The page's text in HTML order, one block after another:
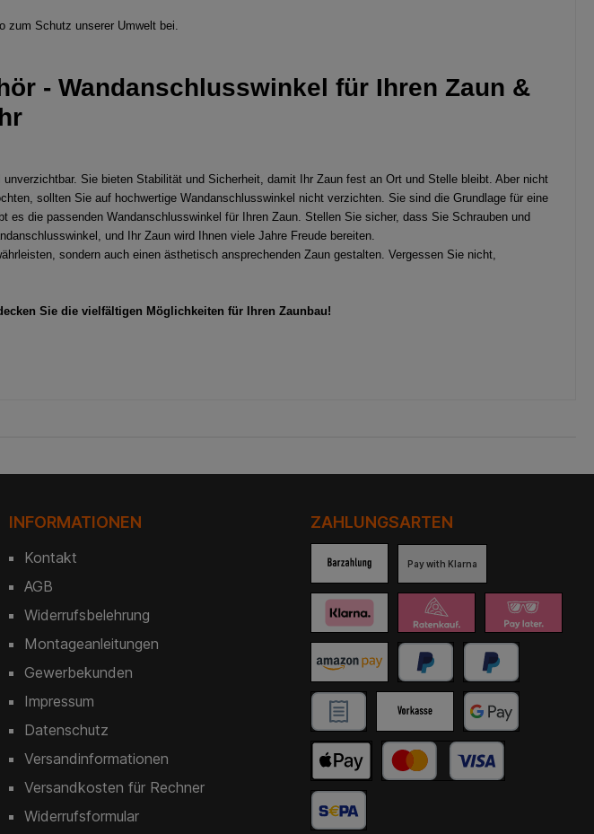
zum Schutz unserer Umwelt bei.
- Wandanschlusswinkel für Ihren Zaun &
Sie bieten Stabilität und Sicherheit, damit Ihr Zaun fest an Ort und Stelle bleibt. Aber nicht
sollten Sie auf hochwertige Wandanschlusswinkel nicht verzichten. Sie sind die Grundlage für eine
die passenden Wandanschlusswinkel für Ihren Zaun. Stellen Sie sicher, dass Sie Schrauben und
und Ihr Zaun wird Ihnen viele Jahre Freude bereiten.
sondern auch einen ästhetisch ansprechenden Zaun gestalten. Vergessen Sie nicht,
Sie die vielfältigen Möglichkeiten für Ihren Zaunbau!
INFORMATIONEN
Kontakt
AGB
Widerrufsbelehrung
Montageanleitungen
Gewerbekunden
Impressum
Datenschutz
Versandinformationen
Versandkosten für Rechner
Widerrufsformular
ZAHLUNGSARTEN
Pay with Klarna